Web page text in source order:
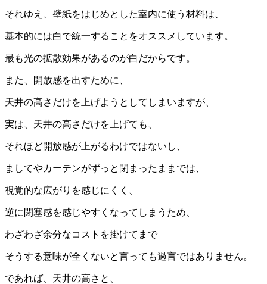
それゆえ、壁紙をはじめとした室内に使う材料は、
基本的には白で統一することをオススメしています。
最も光の拡散効果があるのが白だからです。
また、開放感を出すために、
天井の高さだけを上げようとしてしまいますが、
実は、天井の高さだけを上げても、
それほど開放感が上がるわけではないし、
ましてやカーテンがずっと閉まったままでは、
視覚的な広がりを感じにくく、
逆に閉塞感を感じやすくなってしまうため、
わざわざ余分なコストを掛けてまで
そうする意味が全くないと言っても過言ではありません。
であれば、天井の高さと、